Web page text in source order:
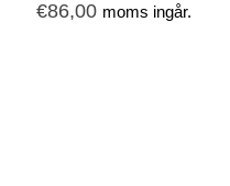
€86,00 moms ingår.